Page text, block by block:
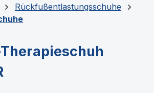
Rückfußentlastungsschuhe